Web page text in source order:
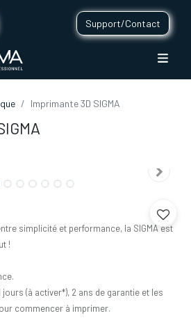
Support/Contact
Imprimante 3D SIGMA
simplicité et performance, la SIGMA est
!
(à activer*), 2 ans de garantie et les
commencer à imprimer.